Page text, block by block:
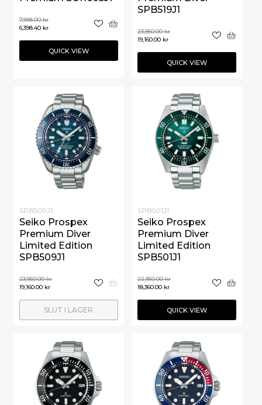
7,998.00kr
6,398.40 kr
QUICK VIEW
SPB519J1
23,950.00kr
19,160.00 kr
QUICK VIEW
SPB509J1
Seiko Prospex
Premium Diver
Limited Edition
SPB509J1
23,950.00kr
19,160.00 kr
SLUT I LAGER
SPB501J1
Seiko Prospex
Premium Diver
Limited Edition
SPB501J1
22,950.00kr
18,360.00 kr
QUICK VIEW